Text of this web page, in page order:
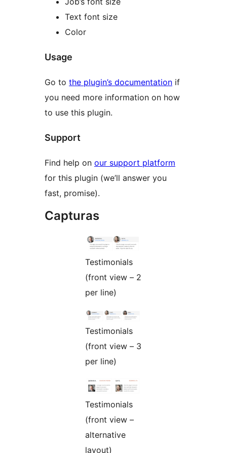
Text font size
Color
Usage
Go to the plugin’s documentation if
you need more information on how
to use this plugin.
Support
Find help on our support platform
for this plugin (we’ll answer you
fast, promise).
Capturas
Testimonials
(front view – 2
per line)
Testimonials
(front view – 3
per line)
Testimonials
(front view –
alternative
layout)